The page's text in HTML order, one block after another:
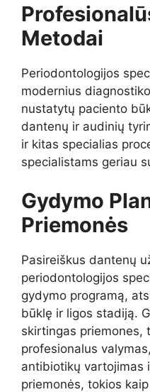
Metodai
Periodontologijos
modernius
nustatytų paciento
dantenų ir audinių
ir kitas specialias
specialistams geriau
Gydymo
Priemonės
Pasireiškus dantenų
periodontologijos
gydymo programą,
būklę ir ligos stadiją.
skirtingas priemones,
profesionalus
antibiotikų vartojimas
priemonės, tokios